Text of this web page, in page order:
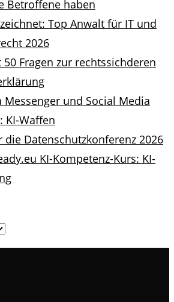
Betroffene haben
Top Anwalt für IT und
2026
50 Fragen zur rechtssichderen
Messenger und Social Media
KI-Waffen
die Datenschutzkonferenz 2026
KI-Kompetenz-Kurs: KI-